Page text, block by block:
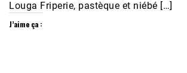
Louga Friperie, pastèque et niébé […]
J’aime ça :